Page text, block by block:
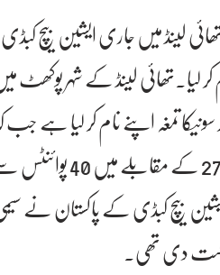
لینڈ میں جاری ایشین بیچ
لیا۔تھائی لینڈ کے شہر
تمغہ اپنے نام کر لیا ہے جب
دی تھی۔